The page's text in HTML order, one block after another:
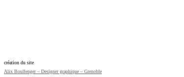
création du site
Alix Boullenger – Designer graphique – Grenoble